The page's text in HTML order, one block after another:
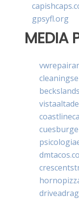
gpsyfl.org
MEDIA